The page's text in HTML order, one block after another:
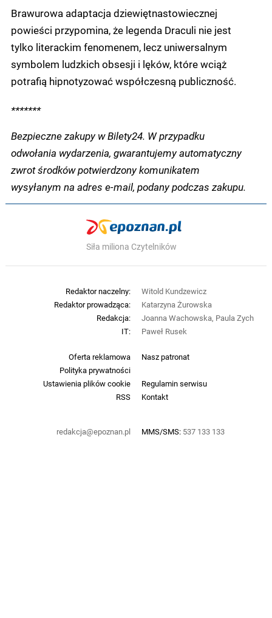
Brawurowa adaptacja dziewiętnastowiecznej
powieści przypomina, że legenda Draculi nie jest
tylko literackim fenomenem, lecz uniwersalnym
symbolem ludzkich obsesji i lęków, które wciąż
potrafią hipnotyzować współczesną publiczność.
*******
Bezpieczne zakupy w Bilety24. W przypadku
odwołania wydarzenia, gwarantujemy automatyczny
zwrot środków potwierdzony komunikatem
wysyłanym na adres e-mail, podany podczas zakupu.
Siła miliona Czytelników
Oferta reklamowa
Nasz patronat
Polityka prywatności
Ustawienia plików cookie
Regulamin serwisu
RSS
Kontakt
redakcja@epoznan.pl MMS/SMS: 537 133 133
Redaktor naczelny:
Witold Kundzewicz
Redaktor prowadząca:
Katarzyna Żurowska
Redakcja:
Joanna Wachowska, Paula Zych
IT:
Paweł Rusek